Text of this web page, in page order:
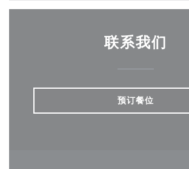
联系我们
预订餐位